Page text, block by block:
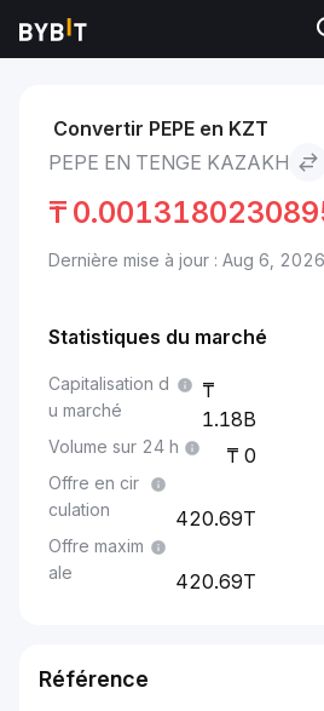
Marchés
Convertir PEPE en KZT
PEPE EN TENGE KAZAKH
₸
Dernière mise à jour : Aug 6,
Statistiques du marché
Capitalisation d
u marché
1.18B
Volume sur 24 h 0
Offre en cir
culation
420.69T
Offre maxim
ale
420.69T
Référence